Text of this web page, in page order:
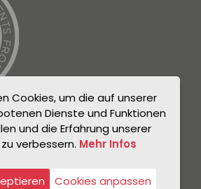
Cookies, um die auf unserer
Dienste und Funktionen
und die Erfahrung unserer
verbessern. Mehr Infos
Cookies anpassen